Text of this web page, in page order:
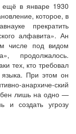
ещё в январе 1930
которое, в
прекратить
алфавита». Ан
числе под видом
продолжалось.
тех, кто требовал
языка. При этом он
анархиче-ский
лишь на одно —
и создать угрозу